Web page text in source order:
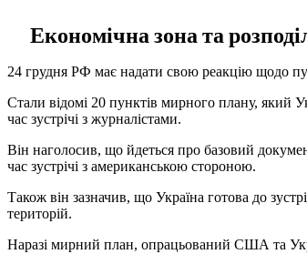
Економічна зона та
24 грудня РФ має надати свою реакцію щодо
Стали відомі 20 пунктів мирного плану, який
час зустрічі з журналістами.
Він наголосив, що йдеться про базовий
час зустрічі з американською стороною.
Також він зазначив, що Україна готова до
територій.
Наразі мирний план, опрацьований США та